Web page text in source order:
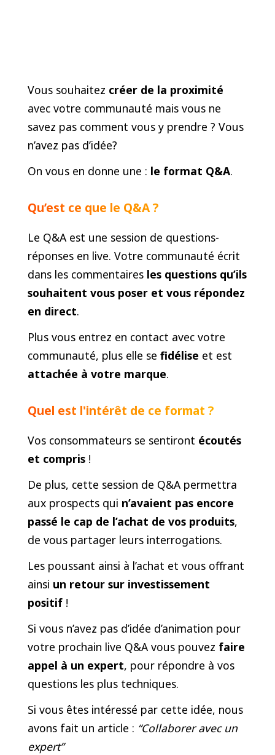
Vous souhaitez créer de la proximité
avec votre communauté mais vous ne
savez pas comment vous y prendre ? Vous
n’avez pas d’idée?
On vous en donne une : le format Q&A.
Qu’est ce que le Q&A ?
Le Q&A est une session de questions-
réponses en live. Votre communauté écrit
dans les commentaires les questions qu’ils
souhaitent vous poser et vous répondez
en direct.
Plus vous entrez en contact avec votre
communauté, plus elle se fidélise et est
attachée à votre marque.
Quel est l'intérêt de ce format ?
Vos consommateurs se sentiront écoutés
et compris!
De plus, cette session de Q&A permettra
aux prospects qui n’avaient pas encore
passé le cap de l’achat de vos produits,
de vous partager leurs interrogations.
Les poussant ainsi à l’achat et vous offrant
ainsi un retour sur investissement
positif!
Si vous n’avez pas d’idée d’animation pour
votre prochain live Q&A vous pouvez faire
appel à un expert, pour répondre à vos
questions les plus techniques.
Si vous êtes intéressé par cette idée, nous
avons fait un article : “Collaborer avec un
expert”